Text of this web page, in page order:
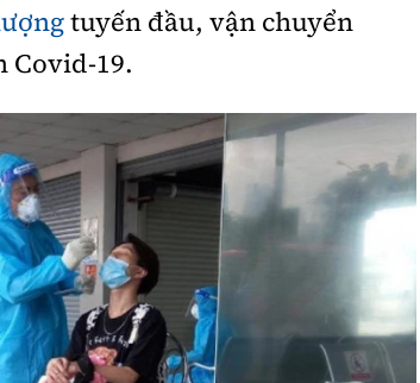
tuyến đầu, vận chuyển
Covid-19.